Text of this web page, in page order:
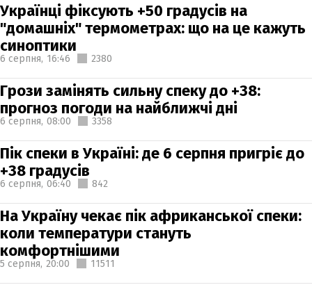
Українці фіксують +50 градусів на
"домашніх" термометрах: що на це кажуть
синоптики
6 серпня, 16:46 2380
Грози замінять сильну спеку до +38:
прогноз погоди на найближчі дні
6 серпня, 08:00 3358
Пік спеки в Україні: де 6 серпня пригріє до
+38 градусів
6 серпня, 06:40 842
На Україну чекає пік африканської спеки:
коли температури стануть
комфортнішими
5 серпня, 20:00 11511